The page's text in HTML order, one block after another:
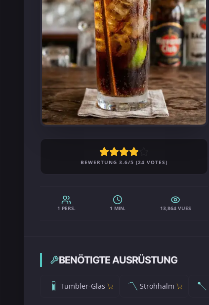
BEWERTUNG 3.6/5 (24 VOTES)
1 PERS. 1 MIN. 13,864 VUES
BENÖTIGTE AUSRÜSTUNG
Tumbler-Glas Strohhalm